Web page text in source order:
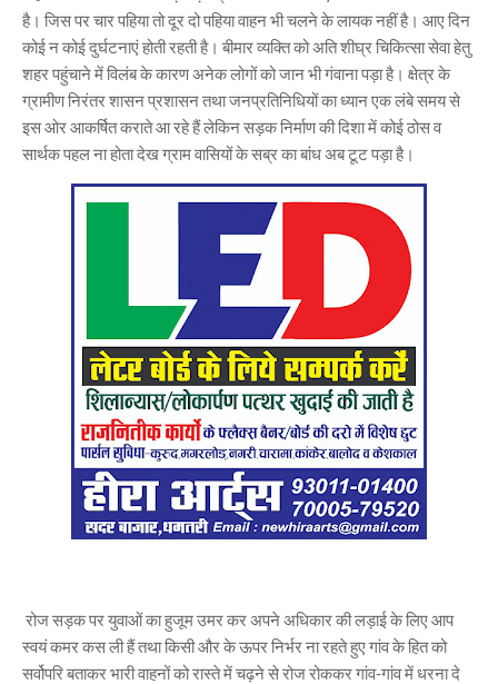
है। जिस पर चार पहिया तो दूर दो पहिया वाहन भी चलने के लायक नहीं है। आए दिन
कोई न कोई दुर्घटनाएं होती रहती है। बीमार व्यक्ति को अति शीघ्र चिकित्सा सेवा हेतु
शहर पहुंचाने में विलंब के कारण अनेक लोगों को जान भी गंवाना पड़ा है। क्षेत्र के
ग्रामीण निरंतर शासन प्रशासन तथा जनप्रतिनिधियों का ध्यान एक लंबे समय से
इस ओर आकर्षित कराते आ रहे हैं लेकिन सड़क निर्माण की दिशा में कोई ठोस व
सार्थक पहल ना होता देख ग्राम वासियों के सब्र का बांध अब टूट पड़ा है।
रोज सड़क पर युवाओं का हुजूम उमर कर अपने अधिकार की लड़ाई के लिए आप
स्वयं कमर कस ली हैं तथा किसी और के ऊपर निर्भर ना रहते हुए गांव के हित को
सर्वोपरि बताकर भारी वाहनों को रास्ते में चढ़ने से रोज रोककर गांव-गांव में धरना दे